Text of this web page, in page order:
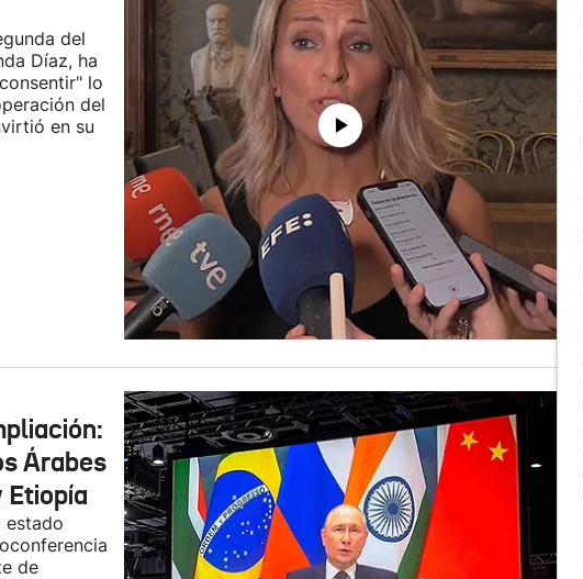
del
Díaz, ha
lo
del
en su
Árabes
Etiopía
estado
de